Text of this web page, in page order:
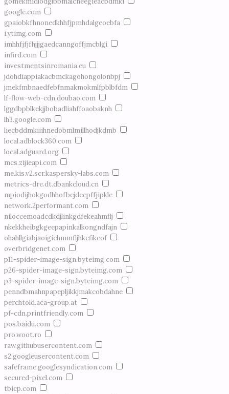
google.com
gpaiobkfhnonedkhhfjpmhdalgeoebfa
i.ytimg.com
imhhfjfjfhjjjgaedcanngoffjmcblgi
infird.com
investmentsinromania.eu
jdohdiappiakacbmckagohongolonbpj
jmekfmbnaedfebfnmakmokmlfpblbfdm
lf-flow-web-cdn.doubao.com
lggdbpblkekjjbobadliahffoaobaknh
lh3.google.com
liecbddmkiiihnedobmlmillhodjkdmb
local.adblock360.com
local.adguard.org
mcs.zijieapi.com
me.kis.v2.scr.kaspersky-labs.com
metrics-dre.dt.dbankcloud.cn
mpiodijhokgodhhofbcjdecpffjipkle
network.2performant.com
niloccemoadcdkdjlinkgdfekeahmflj
nkekkheibgkgeepapinkalkongndfajn
ohahllgiabjaoigichmmfljhkcfikeof
overbridgenet.com
p11-spider-image-sign.byteimg.com
p26-spider-image-sign.byteimg.com
p3-spider-image-sign.byteimg.com
penndbmahnpapepljikkjmakcobdahne
perchtold.aca-group.at
pf-cdn.printfriendly.com
pos.baidu.com
pro.woot.ro
raw.githubusercontent.com
s2.googleusercontent.com
safeframe.googlesyndication.com
secured-pixel.com
tbicp.com